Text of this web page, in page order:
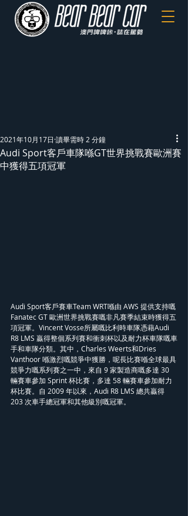
Audi Sport客戶車隊喺GT世界挑戰賽歐洲賽
中獲得五項冠軍
2021年10月17日 讀畢需時 2 分鐘
Audi Sport客戶賽車Team WRT喺由 AWS 提供支持嘅
Fanatec GT 歐洲世界挑戰賽嘅非凡賽季結束時獲得五
項冠軍。Vincent Vosse所屬嘅比利時車隊憑藉Audi
R8 LMS 贏得整個系列賽和衝刺杯以及耐力杯車隊嘅車
手和車隊分類。其中，Charles Weerts和Dries
Vanthoor 喺激烈嘅競爭中獲勝，呢長比賽喺全球最具
競爭力嘅系列賽之一中，來自 9 家製造商嘅多達 30
輛賽車參加 Sprint 杯比賽，多達 58 輛賽車參加耐力
杯比賽。自 2009 年以來，Audi R8 LMS 總共贏得
203 次車手總冠軍和其他級別嘅冠軍。